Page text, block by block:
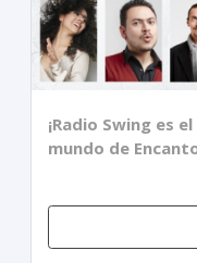
¡Radio Swing es
mundo de